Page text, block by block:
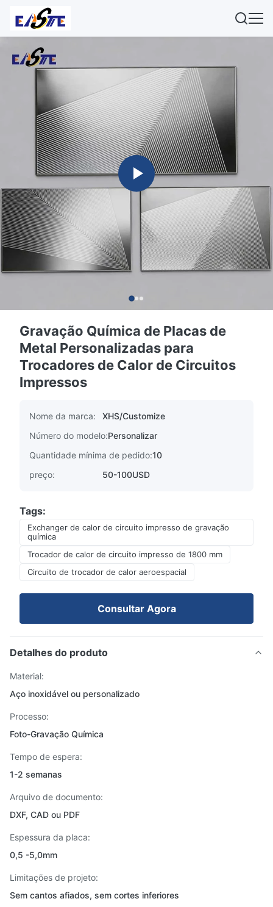
Gravação Química de Placas de
Metal Personalizadas para
Trocadores de Calor de Circuitos
Impressos
Nome da marca:
XHS/Customize
Número do modelo:Personalizar
Quantidade mínima de pedido:10
preço:
50-100USD
Tags:
Exchanger de calor de circuito impresso de gravação
química
Trocador de calor de circuito impresso de 1800 mm
Circuito de trocador de calor aeroespacial
Consultar Agora
Detalhes do produto
Material:
Aço inoxidável ou personalizado
Processo:
Foto-Gravação Química
Tempo de espera:
1-2 semanas
Arquivo de documento:
DXF, CAD ou PDF
Espessura da placa:
0,5 -5,0mm
Limitações de projeto:
Sem cantos afiados, sem cortes inferiores